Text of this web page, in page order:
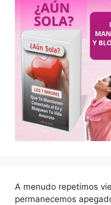
A menudo repetimos
permanecemos